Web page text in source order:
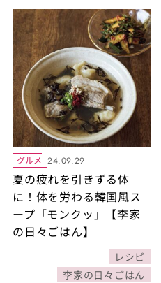
グルメ 24.09.29
夏の疲れを引きずる体
に！体を労わる韓国風ス
ープ「モンクッ」【李家
の日々ごはん】
レシピ
李家の日々ごはん